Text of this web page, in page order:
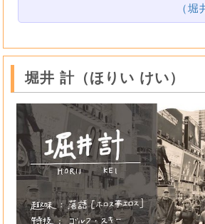
（堀
堀井 計（ほりい けい）